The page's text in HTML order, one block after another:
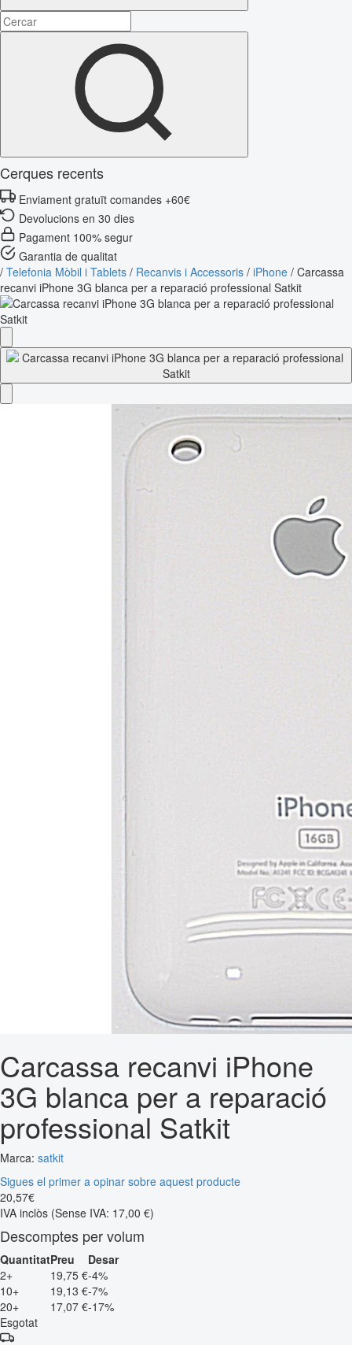
Cerques recents
Enviament gratuït comandes +60€
Devolucions en 30 dies
Pagament 100% segur
Garantia de qualitat
/ Telefonia Mòbil i Tablets / Recanvis i Accessoris / iPhone / Carcassa
recanvi iPhone 3G blanca per a reparació professional Satkit
Carcassa recanvi iPhone
3G blanca per a reparació
professional Satkit
Marca: satkit
Sigues el primer a opinar sobre aquest producte
20,57€
IVA inclòs (Sense IVA: 17,00 €)
Descomptes per volum
QuantitatPreu
Desar
2+
19,75 €-4%
10+
19,13 €-7%
20+
17,07 €-17%
Esgotat